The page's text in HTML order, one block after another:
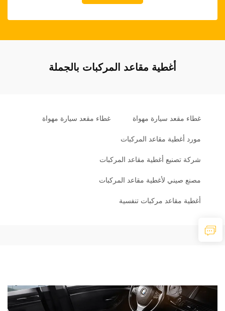
أغطية مقاعد المركبات بالجملة
غطاء مقعد سيارة مهواة غطاء مقعد سيارة مهواة
مورد أغطية مقاعد المركبات
شركة تصنيع أغطية مقاعد المركبات
مصنع صيني لأغطية مقاعد المركبات
أغطية مقاعد مركبات تنفسية